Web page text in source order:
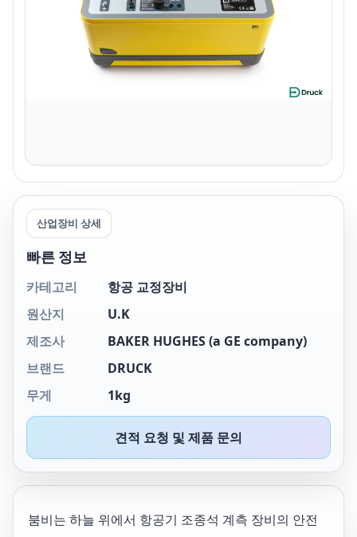
산업장비 상세
빠른 정보
카테고리
항공 교정장비
원산지
U.K
제조사
BAKER HUGHES (a GE company)
브랜드
DRUCK
무게
1kg
견적 요청 및 제품 문의
붐비는 하늘 위에서 항공기 조종석 계측 장비의 안전